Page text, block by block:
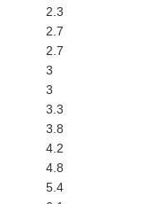
2.3
2.7
2.7
3
3
3.3
3.8
4.2
4.8
5.4